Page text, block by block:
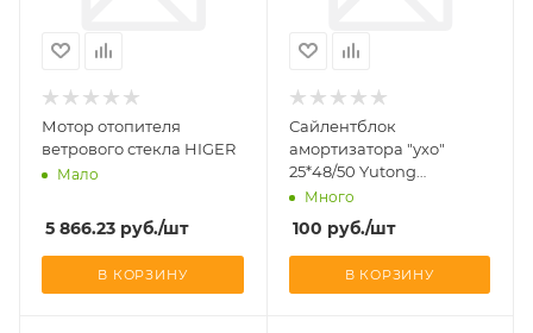
Мотор отопителя
ветрового стекла HIGER
Мало
5 866.23 руб./шт
В КОРЗИНУ
Сайлентблок
амортизатора "ухо"
25*48/50 Yutong
6852/6108/6118
Много
100 руб./шт
В КОРЗИНУ